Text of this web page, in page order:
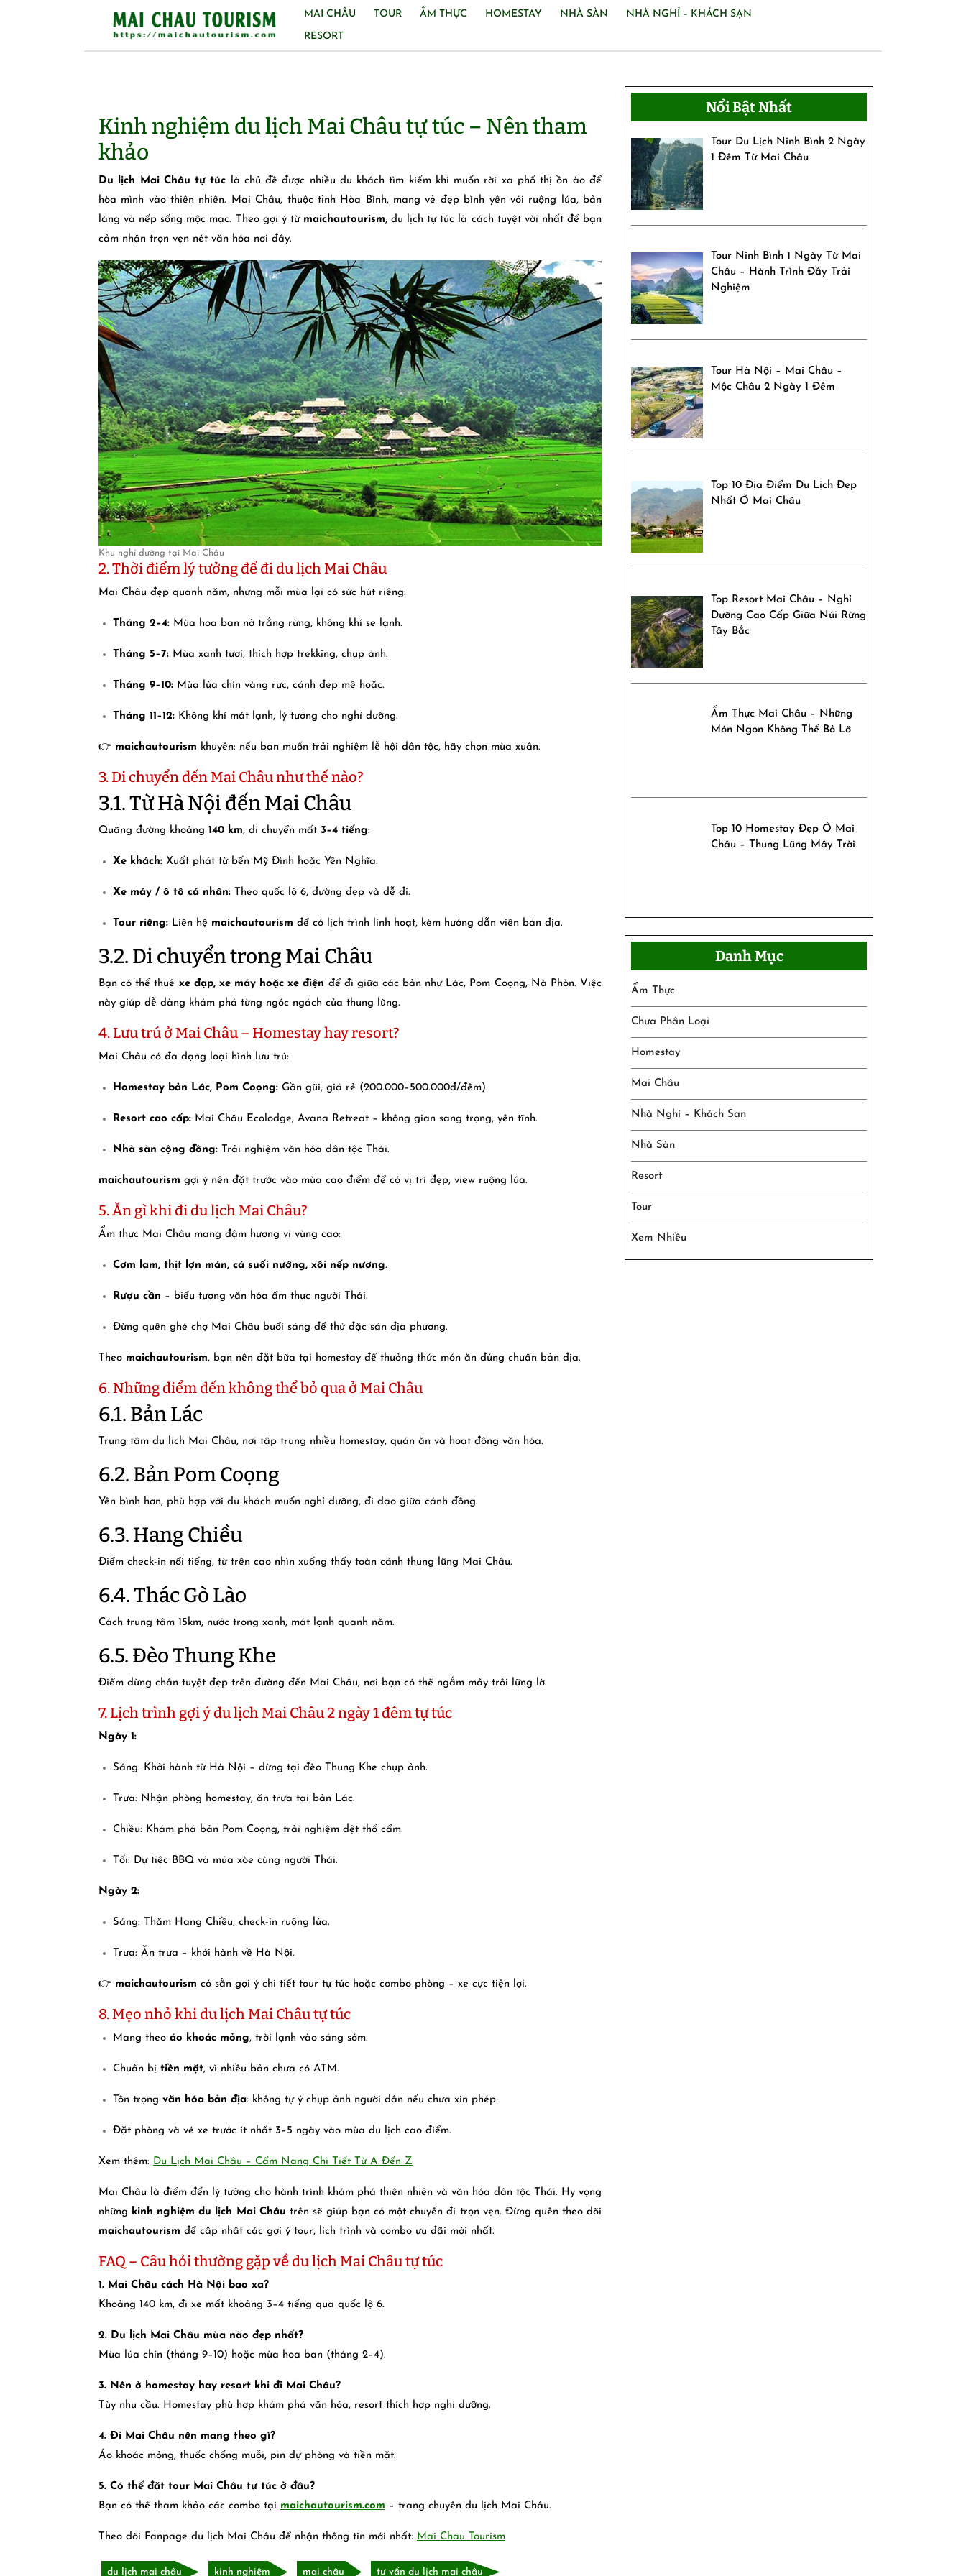
content
MAI CHÂU TOUR ẨM THỰC HOMESTAY NHÀ SÀN NHÀ NGHỈ – KHÁCH SẠN
RESORT
Kinh nghiệm du lịch Mai Châu tự túc – Nên tham
khảo
Du lịch Mai Châu tự túc là chủ đề được nhiều du khách tìm kiếm khi muốn rời xa phố thị ồn ào để
hòa mình vào thiên nhiên. Mai Châu, thuộc tỉnh Hòa Bình, mang vẻ đẹp bình yên với ruộng lúa, bản
làng và nếp sống mộc mạc. Theo gợi ý từ maichautourism, du lịch tự túc là cách tuyệt vời nhất để bạn
cảm nhận trọn vẹn nét văn hóa nơi đây.
Khu nghỉ dưỡng tại Mai Châu
2. Thời điểm lý tưởng để đi du lịch Mai Châu
Mai Châu đẹp quanh năm, nhưng mỗi mùa lại có sức hút riêng:
Tháng 2–4: Mùa hoa ban nở trắng rừng, không khí se lạnh.
Tháng 5–7: Mùa xanh tươi, thích hợp trekking, chụp ảnh.
Tháng 9–10: Mùa lúa chín vàng rực, cảnh đẹp mê hoặc.
Tháng 11–12: Không khí mát lạnh, lý tưởng cho nghỉ dưỡng.
👉 maichautourism khuyên: nếu bạn muốn trải nghiệm lễ hội dân tộc, hãy chọn mùa xuân.
3. Di chuyển đến Mai Châu như thế nào?
3.1. Từ Hà Nội đến Mai Châu
Quãng đường khoảng 140 km, di chuyển mất 3–4 tiếng:
Xe khách: Xuất phát từ bến Mỹ Đình hoặc Yên Nghĩa.
Xe máy / ô tô cá nhân: Theo quốc lộ 6, đường đẹp và dễ đi.
Tour riêng: Liên hệ maichautourism để có lịch trình linh hoạt, kèm hướng dẫn viên bản địa.
3.2. Di chuyển trong Mai Châu
Bạn có thể thuê xe đạp, xe máy hoặc xe điện để đi giữa các bản như Lác, Pom Coọng, Nà Phòn. Việc
này giúp dễ dàng khám phá từng ngóc ngách của thung lũng.
4. Lưu trú ở Mai Châu – Homestay hay resort?
Mai Châu có đa dạng loại hình lưu trú:
Homestay bản Lác, Pom Coọng: Gần gũi, giá rẻ (200.000–500.000đ/đêm).
Resort cao cấp: Mai Châu Ecolodge, Avana Retreat – không gian sang trọng, yên tĩnh.
Nhà sàn cộng đồng: Trải nghiệm văn hóa dân tộc Thái.
maichautourism gợi ý nên đặt trước vào mùa cao điểm để có vị trí đẹp, view ruộng lúa.
5. Ăn gì khi đi du lịch Mai Châu?
Ẩm thực Mai Châu mang đậm hương vị vùng cao:
Cơm lam, thịt lợn mán, cá suối nướng, xôi nếp nương.
Rượu cần – biểu tượng văn hóa ẩm thực người Thái.
Đừng quên ghé chợ Mai Châu buổi sáng để thử đặc sản địa phương.
Theo maichautourism, bạn nên đặt bữa tại homestay để thưởng thức món ăn đúng chuẩn bản địa.
6. Những điểm đến không thể bỏ qua ở Mai Châu
6.1. Bản Lác
Trung tâm du lịch Mai Châu, nơi tập trung nhiều homestay, quán ăn và hoạt động văn hóa.
6.2. Bản Pom Coọng
Yên bình hơn, phù hợp với du khách muốn nghỉ dưỡng, đi dạo giữa cánh đồng.
6.3. Hang Chiều
Điểm check-in nổi tiếng, từ trên cao nhìn xuống thấy toàn cảnh thung lũng Mai Châu.
6.4. Thác Gò Lào
Cách trung tâm 15km, nước trong xanh, mát lạnh quanh năm.
6.5. Đèo Thung Khe
Điểm dừng chân tuyệt đẹp trên đường đến Mai Châu, nơi bạn có thể ngắm mây trôi lững lờ.
7. Lịch trình gợi ý du lịch Mai Châu 2 ngày 1 đêm tự túc
Ngày 1:
Sáng: Khởi hành từ Hà Nội – dừng tại đèo Thung Khe chụp ảnh.
Trưa: Nhận phòng homestay, ăn trưa tại bản Lác.
Chiều: Khám phá bản Pom Coọng, trải nghiệm dệt thổ cẩm.
Tối: Dự tiệc BBQ và múa xòe cùng người Thái.
Ngày 2:
Sáng: Thăm Hang Chiều, check-in ruộng lúa.
Trưa: Ăn trưa – khởi hành về Hà Nội.
👉 maichautourism có sẵn gợi ý chi tiết tour tự túc hoặc combo phòng – xe cực tiện lợi.
8. Mẹo nhỏ khi du lịch Mai Châu tự túc
Mang theo áo khoác mỏng, trời lạnh vào sáng sớm.
Chuẩn bị tiền mặt, vì nhiều bản chưa có ATM.
Tôn trọng văn hóa bản địa: không tự ý chụp ảnh người dân nếu chưa xin phép.
Đặt phòng và vé xe trước ít nhất 3–5 ngày vào mùa du lịch cao điểm.
Xem thêm: Du Lịch Mai Châu – Cẩm Nang Chi Tiết Từ A Đến Z
Mai Châu là điểm đến lý tưởng cho hành trình khám phá thiên nhiên và văn hóa dân tộc Thái. Hy vọng
những kinh nghiệm du lịch Mai Châu trên sẽ giúp bạn có một chuyến đi trọn vẹn. Đừng quên theo dõi
maichautourism để cập nhật các gợi ý tour, lịch trình và combo ưu đãi mới nhất.
FAQ – Câu hỏi thường gặp về du lịch Mai Châu tự túc
1. Mai Châu cách Hà Nội bao xa?
Khoảng 140 km, đi xe mất khoảng 3–4 tiếng qua quốc lộ 6.
2. Du lịch Mai Châu mùa nào đẹp nhất?
Mùa lúa chín (tháng 9–10) hoặc mùa hoa ban (tháng 2–4).
3. Nên ở homestay hay resort khi đi Mai Châu?
Tùy nhu cầu. Homestay phù hợp khám phá văn hóa, resort thích hợp nghỉ dưỡng.
4. Đi Mai Châu nên mang theo gì?
Áo khoác mỏng, thuốc chống muỗi, pin dự phòng và tiền mặt.
5. Có thể đặt tour Mai Châu tự túc ở đâu?
Bạn có thể tham khảo các combo tại maichautourism.com – trang chuyên du lịch Mai Châu.
Theo dõi Fanpage du lịch Mai Châu để nhận thông tin mới nhất: Mai Chau Tourism
du lịch mai châu kinh nghiệm mai châu tư vấn du lịch mai châu
Nổi Bật Nhất
Tour Du Lịch Ninh Bình 2 Ngày
1 Đêm Từ Mai Châu
Tour Ninh Bình 1 Ngày Từ Mai
Châu – Hành Trình Đầy Trải
Nghiệm
Tour Hà Nội – Mai Châu –
Mộc Châu 2 Ngày 1 Đêm
Top 10 Địa Điểm Du Lịch Đẹp
Nhất Ở Mai Châu
Top Resort Mai Châu – Nghỉ
Dưỡng Cao Cấp Giữa Núi Rừng
Tây Bắc
Ẩm Thực Mai Châu – Những
Món Ngon Không Thể Bỏ Lỡ
Top 10 Homestay Đẹp Ở Mai
Châu – Thung Lũng Mây Trời
Danh Mục
Ẩm Thực
Chưa Phân Loại
Homestay
Mai Châu
Nhà Nghỉ – Khách Sạn
Nhà Sàn
Resort
Tour
Xem Nhiều